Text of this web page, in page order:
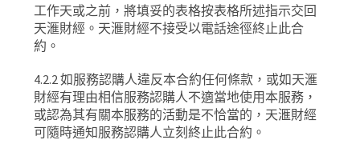
工作天或之前，將填妥的表格按表格所述指示交回
天滙財經。天滙財經不接受以電話途徑終止此合
約。
4.2.2如服務認購人違反本合約任何條款，或如天滙
財經有理由相信服務認購人不適當地使用本服務，
或認為其有關本服務的活動是不恰當的，天滙財經
可隨時通知服務認購人立刻終止此合約。